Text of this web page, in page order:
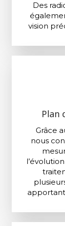
Des
vision
Plan
Grâce
nous